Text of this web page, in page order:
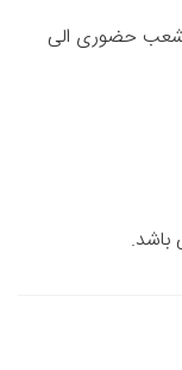
در شعب حضوری الی
باشد.